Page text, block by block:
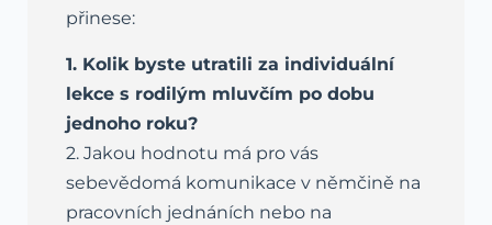
přinese:
1. Kolik byste utratili za individuální
lekce s rodilým mluvčím po dobu
jednoho roku?
2. Jakou hodnotu má pro vás
sebevědomá komunikace v němčině na
pracovních jednáních nebo na